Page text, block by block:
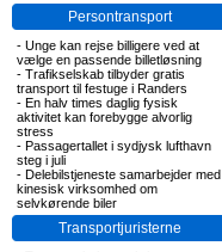
Persontransport
- Unge kan rejse billigere ved at
vælge en passende billetløsning
- Trafikselskab tilbyder gratis
transport til festuge i Randers
- En halv times daglig fysisk
aktivitet kan forebygge alvorlig
stress
- Passagertallet i sydjysk lufthavn
steg i juli
- Delebilstjeneste samarbejder med
kinesisk virksomhed om
selvkørende biler
Transportjuristerne